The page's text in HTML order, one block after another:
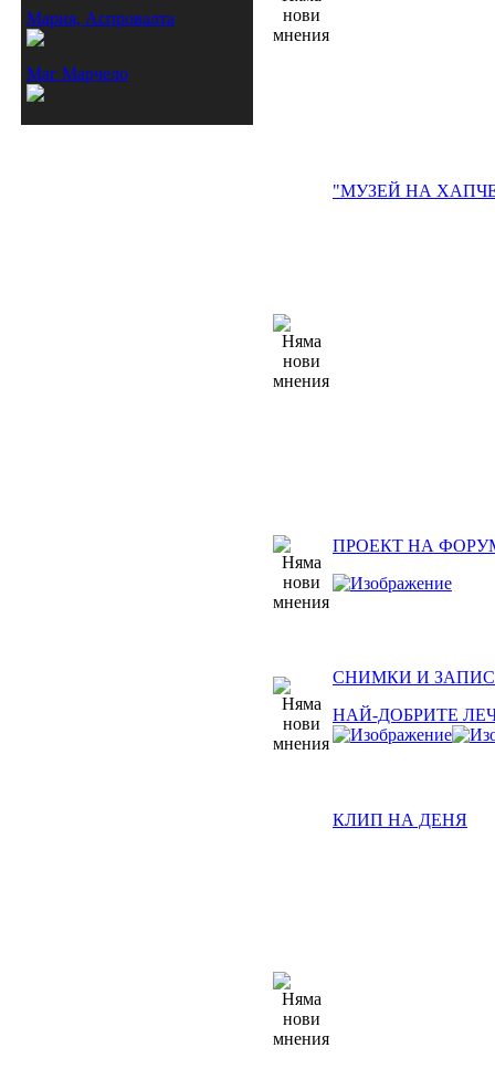
Мария, Аспровалта
Маг Марчело
"МУЗЕЙ НА
ПРОЕКТ НА
СНИМКИ И ЗАПИС
НАЙ-ДОБРИТЕ
КЛИП НА ДЕНЯ